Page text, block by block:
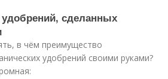
сделанных
в чём преимущество
удобрений своими руками?